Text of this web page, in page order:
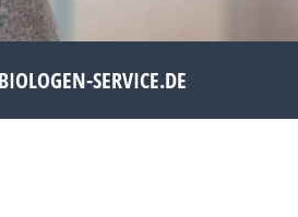
SERVICE.DE